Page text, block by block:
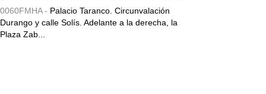
0060FMHA - Palacio Taranco. Circunvalación
Durango y calle Solís. Adelante a la derecha, la
Plaza Zab...